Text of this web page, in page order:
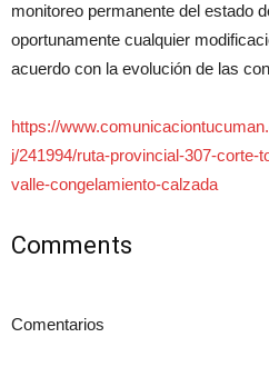
monitoreo permanente del estado
oportunamente cualquier
acuerdo con la evolución de las
https://
j/241994/ruta-provincial-307-corte-
valle-congelamiento-calzada
Comments
Comentarios